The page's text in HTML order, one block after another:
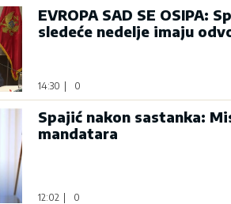
EVROPA SAD SE OSIPA:
sledeće nedelje imaju
14:30 0
Spajić nakon sastanka:
mandatara
12:02 0